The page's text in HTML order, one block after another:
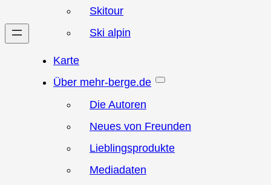
Skitour
Ski alpin
Karte
Über mehr-berge.de
Die Autoren
Neues von Freunden
Lieblingsprodukte
Mediadaten